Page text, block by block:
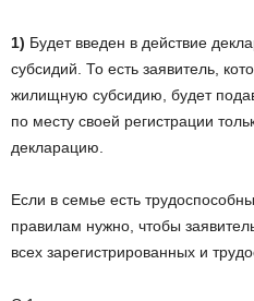
1) Будет введен в действие
субсидий. То есть заявитель,
жилищную субсидию, будет
по месту своей регистрации
декларацию.
Если в семье есть
правилам нужно, чтобы
всех зарегистрированных и